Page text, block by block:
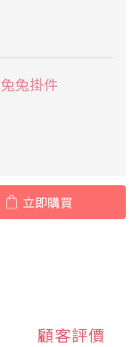
兔掛件
立即購買
顧客評價